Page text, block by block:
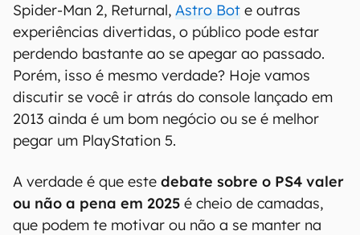
Spider-Man 2, Returnal, Astro Bot e outras
experiências divertidas, o público pode estar
perdendo bastante ao se apegar ao passado.
Porém, isso é mesmo verdade? Hoje vamos
discutir se você ir atrás do console lançado em
2013 ainda é um bom negócio ou se é melhor
pegar um PlayStation 5.
A verdade é que este debate sobre o PS4 valer
ou não a pena em 2025 é cheio de camadas,
que podem te motivar ou não a se manter na